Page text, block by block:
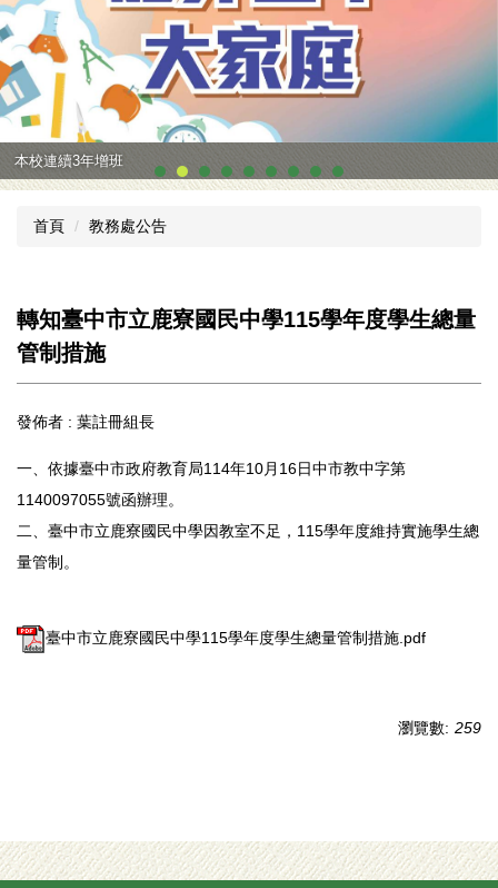
本校連續3年增班
首頁 教務處公告
轉知臺中市立鹿寮國民中學115學年度學生總量
管制措施
發佈者 : 葉註冊組長
一、依據臺中市政府教育局114年10月16日中市教中字第
1140097055號函辦理。
二、臺中市立鹿寮國民中學因教室不足，115學年度維持實施學生總
量管制。
臺中市立鹿寮國民中學115學年度學生總量管制措施.pdf
瀏覽數: 259